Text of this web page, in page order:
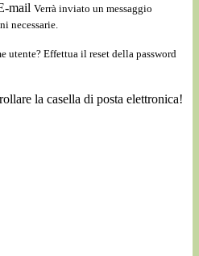
mail Verrà inviato un messaggio
necessarie.
utente? Effettua il reset della password
la casella di posta elettronica!